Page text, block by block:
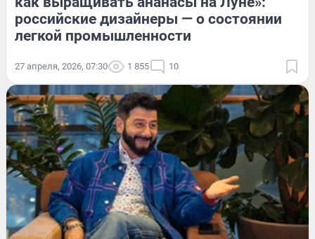
российские дизайнеры — о состоянии
легкой промышленности
27 апреля, 2026, 07:30 1 855 10